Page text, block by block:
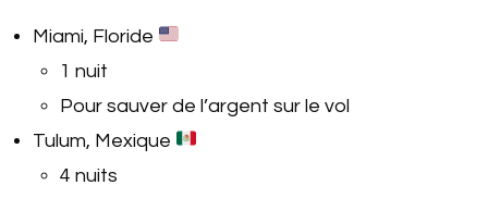
Miami, Floride
1 nuit
Pour sauver de l’argent sur le vol
Tulum, Mexique
4 nuits